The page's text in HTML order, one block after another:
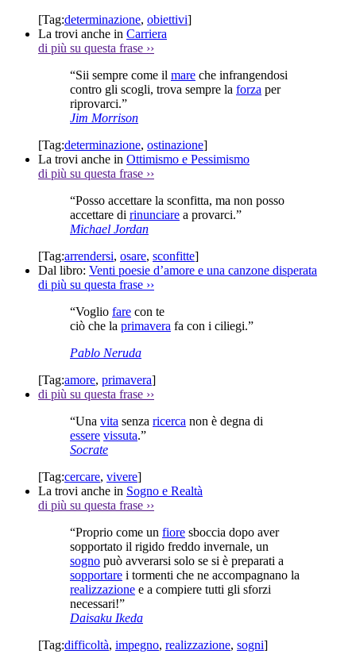
[Tag:determinazione, obiettivi]
La trovi anche in Carriera
di più su questa frase ››
“Sii sempre come il mare che infrangendosi
contro gli scogli, trova sempre la forza per
riprovarci.”
Jim Morrison
[Tag:determinazione, ostinazione]
La trovi anche in Ottimismo e Pessimismo
di più su questa frase ››
“Posso accettare la sconfitta, ma non posso
accettare di rinunciare a provarci.”
Michael Jordan
[Tag:arrendersi, osare, sconfitte]
Dal libro: Venti poesie d’amore e una canzone disperata
di più su questa frase ››
“Voglio fare con te
ciò che la primavera fa con i ciliegi.”
Pablo Neruda
[Tag:amore, primavera]
di più su questa frase ››
“Una vita senza ricerca non è degna di
essere vissuta.”
Socrate
[Tag:cercare, vivere]
La trovi anche in Sogno e Realtà
di più su questa frase ››
“Proprio come un fiore sboccia dopo aver
sopportato il rigido freddo invernale, un
sogno può avverarsi solo se si è preparati a
sopportare i tormenti che ne accompagnano la
realizzazione e a compiere tutti gli sforzi
necessari!”
Daisaku Ikeda
[Tag:difficoltà, impegno, realizzazione, sogni]